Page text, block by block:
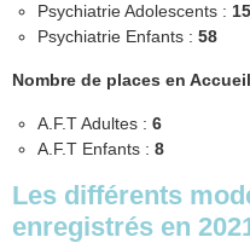
Psychiatrie Adolescents : 15
Psychiatrie Enfants : 58
Nombre de places en
A.F.T Adultes : 6
A.F.T Enfants : 8
Les différents
enregistrés en